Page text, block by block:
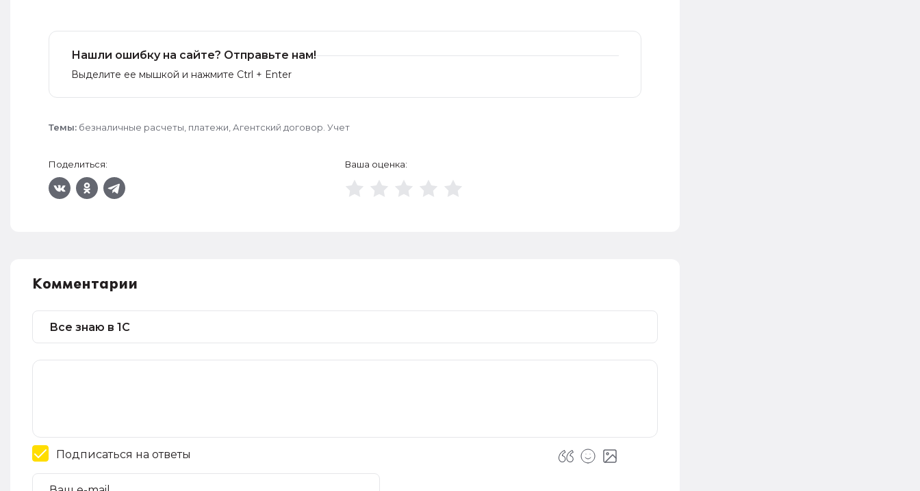
Нашли ошибку на сайте? Отправьте нам!
Выделите ее мышкой и нажмите Ctrl + Enter
Темы: безналичные расчеты платежи Агентский договор. Учет
Поделиться: Ваша оценка:
Комментарии
Подписаться на ответы